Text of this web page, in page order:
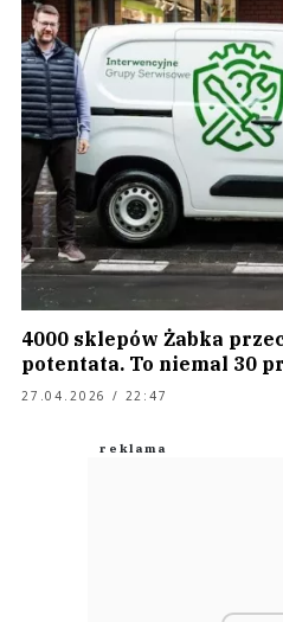
4000 sklepów Żabka
potentata. To niemal 30
27.04.2026 / 22:47